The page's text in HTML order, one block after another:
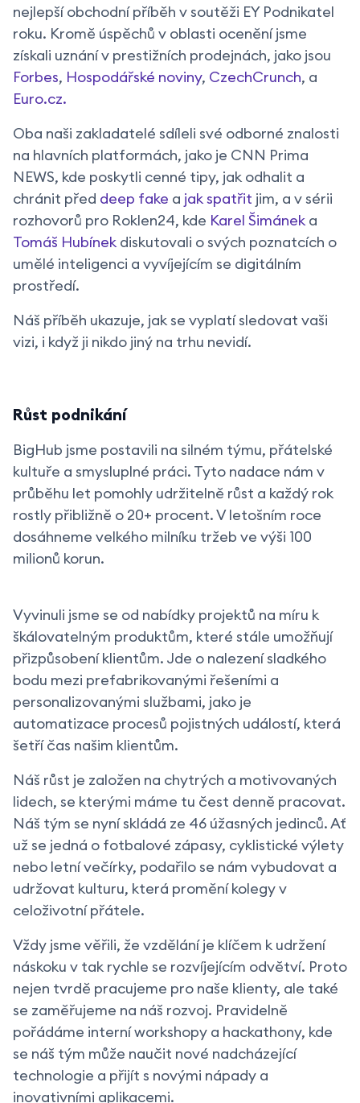
nejlepší obchodní příběh v soutěži EY Podnikatel
roku. Kromě úspěchů v oblasti ocenění jsme
získali uznání v prestižních prodejnách, jako jsou
Forbes, Hospodářské noviny, CzechCrunch, a
Euro.cz.
Oba naši zakladatelé sdíleli své odborné znalosti
na hlavních platformách, jako je CNN Prima
NEWS, kde poskytli cenné tipy, jak odhalit a
chránit před deep fake a jak spatřit jim, a v sérii
rozhovorů pro Roklen24, kde Karel Šimáneka
Tomáš Hubínekdiskutovali o svých poznatcích o
umělé inteligenci a vyvíjejícím se digitálním
prostředí.
Náš příběh ukazuje, jak se vyplatí sledovat vaši
vizi, i když ji nikdo jiný na trhu nevidí.
Růst podnikání
BigHub jsme postavili na silném týmu, přátelské
kultuře a smysluplné práci. Tyto nadace nám v
průběhu let pomohly udržitelně růst a každý rok
rostly přibližně o 20+ procent. V letošním roce
dosáhneme velkého milníku tržeb ve výši 100
milionů korun.
Vyvinuli jsme se od nabídky projektů na míru k
škálovatelným produktům, které stále umožňují
přizpůsobení klientům. Jde o nalezení sladkého
bodu mezi prefabrikovanými řešeními a
personalizovanými službami, jako je
automatizace procesů pojistných událostí, která
šetří čas našim klientům.
Náš růst je založen na chytrých a motivovaných
lidech, se kterými máme tu čest denně pracovat.
Náš tým se nyní skládá ze 46 úžasných jedinců. Ať
už se jedná o fotbalové zápasy, cyklistické výlety
nebo letní večírky, podařilo se nám vybudovat a
udržovat kulturu, která promění kolegy v
celoživotní přátele.
Vždy jsme věřili, že vzdělání je klíčem k udržení
náskoku v tak rychle se rozvíjejícím odvětví. Proto
nejen tvrdě pracujeme pro naše klienty, ale také
se zaměřujeme na náš rozvoj. Pravidelně
pořádáme interní workshopy a hackathony, kde
se náš tým může naučit nové nadcházející
technologie a přijít s novými nápady a
inovativními aplikacemi.